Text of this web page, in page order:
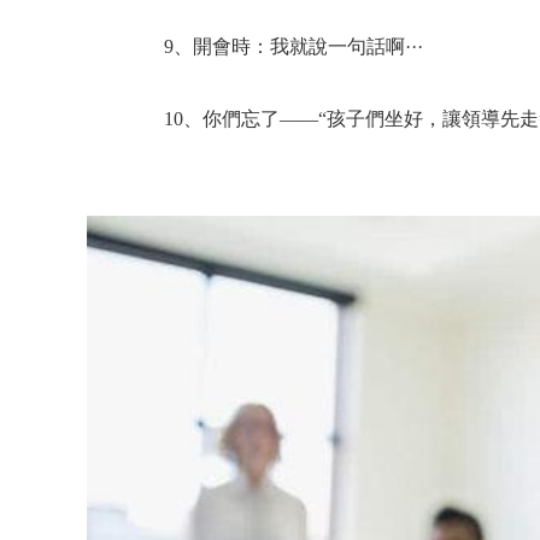
9、開會時：我就說一句話啊···
10、你們忘了——“孩子們坐好，讓領導先走